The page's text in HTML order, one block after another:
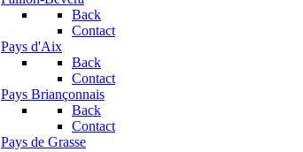
Back
Contact
Pays d'Aix
Back
Contact
Pays Briançonnais
Back
Contact
Pays de Grasse